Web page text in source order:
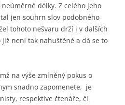
délky. Z celého jeho
jen souhrn slov podobného
tohoto nešvaru drží i v dalších
není tak nahuštěné a dá se to
na výše zmíněný pokus o
snadno zapomenete, je
respektive čtenáře, či